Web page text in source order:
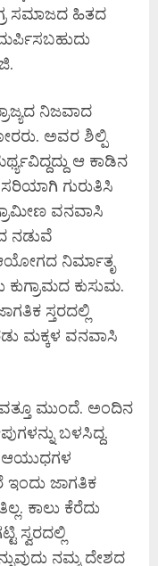
ಸಮಾಜದ ಹಿತದ
ನಿಜವಾದ
ಅವರ ಶಿಲ್ಪಿ
ಆ ಕಾಡಿನ
ಗುರುತಿಸಿ
ವನವಾಸಿ
ನಡುವೆ
ನಿರ್ಮಾತೃ
ಕುಸುಮ.
ಸ್ತರದಲ್ಲಿ
ಮಕ್ಕಳ ವನವಾಸಿ
ಮುಂದೆ. ಅಂದಿನ
ಬಳಸಿದ್ದ.
ಆಯುಧಗಳ
ಜಾಗತಿಕ
ಕಾಲು ಕೆರೆದು
ಸ್ವರದಲ್ಲಿ
ನಮ್ಮ ದೇಶದ